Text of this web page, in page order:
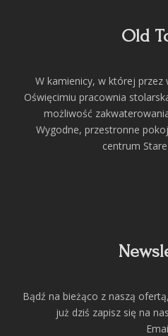
Old
W kamienicy, w której przez
Oświęcimiu pracownia
możliwość
Wygodne, przestronne
centrum
Bądź na bieżąco z naszą
już dziś zapisz się na